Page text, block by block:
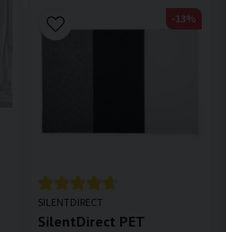
SILENTDIRECT
SilentDirect PET
-13%